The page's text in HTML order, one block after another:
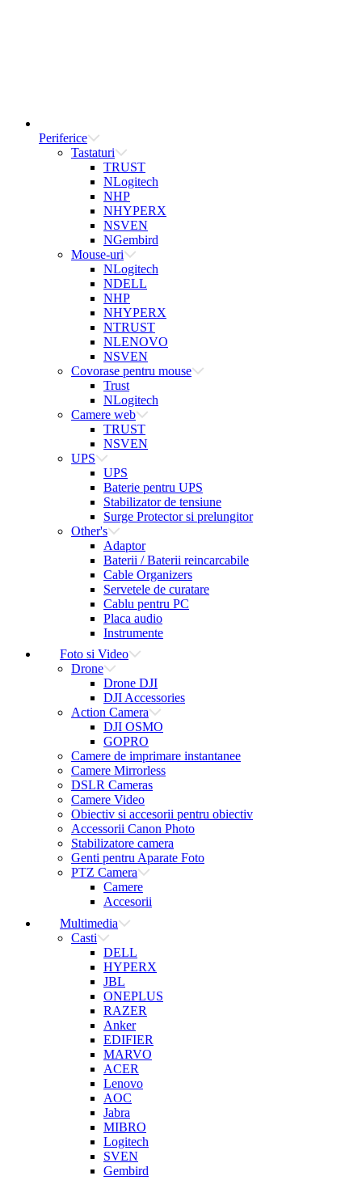
Periferice
Tastaturi
TRUST
NLogitech
NHP
NHYPERX
NSVEN
NGembird
Mouse-uri
NLogitech
NDELL
NHP
NHYPERX
NTRUST
NLENOVO
NSVEN
Covorase pentru mouse
Trust
NLogitech
Camere web
TRUST
NSVEN
UPS
UPS
Baterie pentru UPS
Stabilizator de tensiune
Surge Protector si prelungitor
Other's
Adaptor
Baterii / Baterii reincarcabile
Cable Organizers
Servetele de curatare
Cablu pentru PC
Placa audio
Instrumente
Foto si Video
Drone
Drone DJI
DJI Accessories
Action Camera
DJI OSMO
GOPRO
Camere de imprimare instantanee
Camere Mirrorless
DSLR Cameras
Camere Video
Obiectiv si accesorii pentru obiectiv
Accessorii Canon Photo
Stabilizatore camera
Genti pentru Aparate Foto
PTZ Camera
Camere
Accesorii
Multimedia
Casti
DELL
HYPERX
JBL
ONEPLUS
RAZER
Anker
EDIFIER
MARVO
ACER
Lenovo
AOC
Jabra
MIBRO
Logitech
SVEN
Gembird